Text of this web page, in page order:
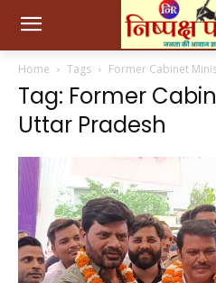
Home Tags Former Cabinet
Tag: Former
Uttar Pradesh